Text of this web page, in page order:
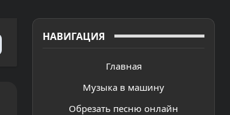
НАВИГАЦИЯ
Главная
Музыка в машину
Обрезать песню онлайн